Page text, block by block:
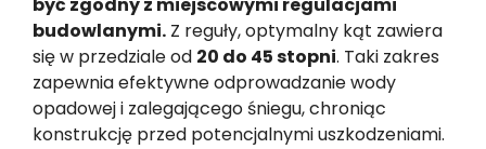
być zgodny z miejscowymi regulacjami
budowlanymi. Z reguły, optymalny kąt zawiera
się w przedziale od 20 do 45 stopni. Taki zakres
zapewnia efektywne odprowadzanie wody
opadowej i zalegającego śniegu, chroniąc
konstrukcję przed potencjalnymi uszkodzeniami.